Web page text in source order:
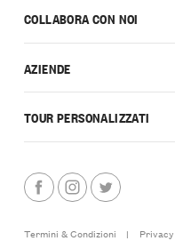
COLLABORA CON NOI
AZIENDE
TOUR PERSONALIZZATI
Termini & Condizioni |
Privacy